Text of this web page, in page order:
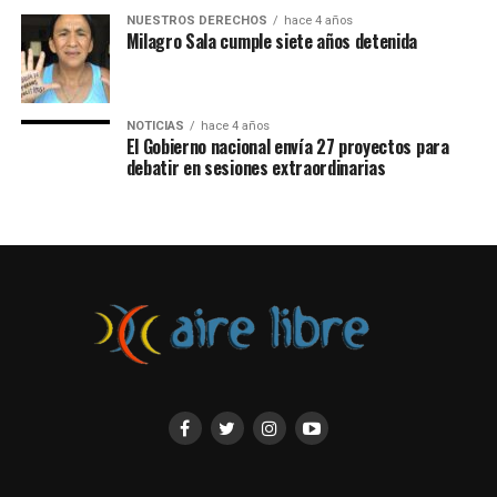
fallecidos y miles de personas detenidas.
NUESTROS DERECHOS hace 4 años
Milagro Sala cumple siete años detenida
NOTICIAS hace 4 años
El Gobierno nacional envía 27 proyectos para
debatir en sesiones extraordinarias